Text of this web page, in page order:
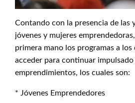
Contando con la presencia de las
jóvenes y mujeres
primera mano los programas a los
acceder para continuar impulsado
emprendimientos, los cuales son:
* Jóvenes Emprendedores